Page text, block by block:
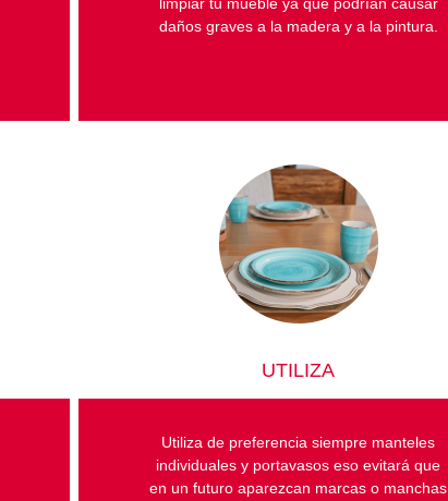
limpiar tu mueble ya que podrían causar
daños graves a la madera y a la pintura.
UTILIZA
Utiliza de preferencia siempre manteles
individuales y portavasos eso evitará que
en un futuro aparezcan marcas o manchas